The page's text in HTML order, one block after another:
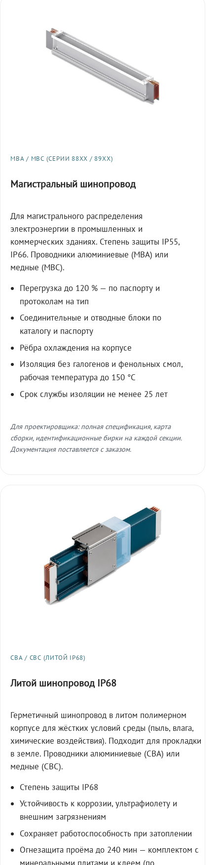
МВА / МВС (СЕРИИ 88XX / 89XX)
Магистральный шинопровод
Для магистрального распределения
электроэнергии в промышленных и
коммерческих зданиях. Степень защиты IP55,
IP66. Проводники алюминиевые (МВА) или
медные (МВС).
Перегрузка до 120 % — по паспорту и
протоколам на тип
Соединительные и отводные блоки по
каталогу и паспорту
Рёбра охлаждения на корпусе
Изоляция без галогенов и фенольных смол,
рабочая температура до 150 °C
Срок службы изоляции не менее 25 лет
Для проектировщика: полная спецификация, карта
сборки, идентификационные бирки на каждой секции.
Документация поставляется с заказом.
СВА / СВС (ЛИТОЙ IP68)
Литой шинопровод IP68
Герметичный шинопровод в литом полимерном
корпусе для жёстких условий среды (пыль, влага,
химические воздействия). Подходит для прокладки
в земле. Проводники алюминиевые (СВА) или
медные (СВС).
Степень защиты IP68
Устойчивость к коррозии, ультрафиолету и
внешним загрязнениям
Сохраняет работоспособность при затоплении
Огнезащита проёма до 240 мин — комплектом с